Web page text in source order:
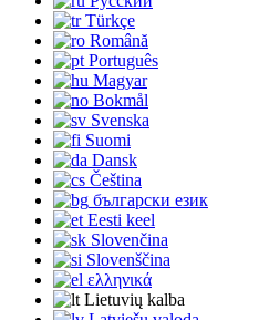
Türkçe
Română
Português
Magyar
Bokmål
Svenska
Suomi
Dansk
Čeština
български език
Eesti keel
Slovenčina
Slovenščina
ελληνικά
Lietuvių kalba